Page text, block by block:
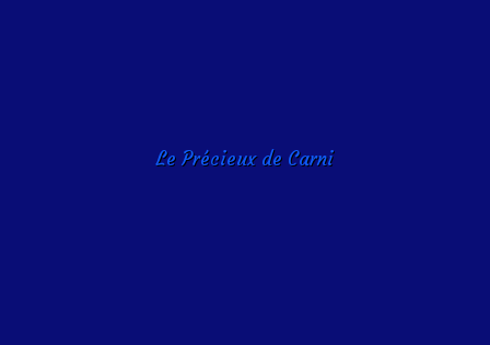
Le Précieux de Carni